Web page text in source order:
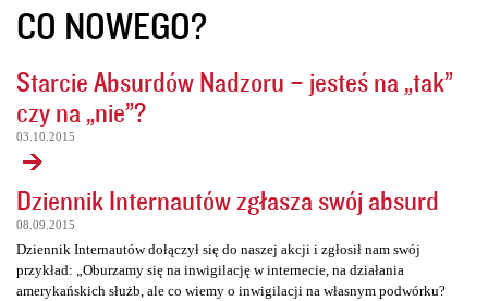
CO NOWEGO?
Starcie Absurdów Nadzoru – jesteś na „tak”
czy na „nie”?
03.10.2015
Dziennik Internautów zgłasza swój absurd
08.09.2015
Dziennik Internautów dołączył się do naszej akcji i zgłosił nam swój
przykład: „Oburzamy się na inwigilację w internecie, na działania
amerykańskich służb, ale co wiemy o inwigilacji na własnym podwórku?